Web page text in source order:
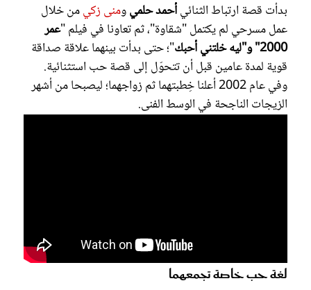
بدأت قصة ارتباط الثنائيأحمد حلميومنى زكيمن خلال
عمل مسرحي لم يكتمل "شقاوة"، ثم تعاونا في فيلم "عمر
2000" و"ليه خلتني أحبك
"؛ حتى بدأت بينهما علاقة صداقة
قوية لمدة عامين قبل أن تتحوّل إلى قصة حب استثنائية.
وفي عام 2002 أعلنا خِطبتهما ثم زواجهما؛ ليصبحا من أشهر
الزيجات الناجحة في الوسط الفنى.
لغة حب خاصة تجمعهما
غلاف رفمي